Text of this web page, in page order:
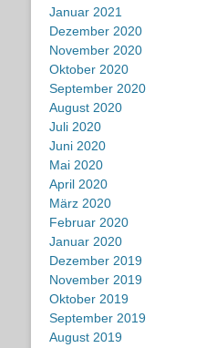
Januar 2021
Dezember 2020
November 2020
Oktober 2020
September 2020
August 2020
Juli 2020
Juni 2020
Mai 2020
April 2020
März 2020
Februar 2020
Januar 2020
Dezember 2019
November 2019
Oktober 2019
September 2019
August 2019